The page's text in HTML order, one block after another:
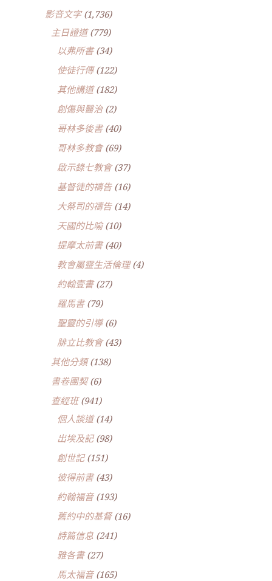
影音文字(1,736)
主日證道(779)
以弗所書(34)
使徒行傳(122)
其他講道(182)
創傷與醫治(2)
哥林多後書(40)
哥林多教會(69)
啟示錄七教會(37)
基督徒的禱告(16)
大祭司的禱告(14)
天國的比喻(10)
提摩太前書(40)
教會屬靈生活倫理(4)
約翰壹書(27)
羅馬書(79)
聖靈的引導(6)
腓立比教會(43)
其他分類(138)
書卷團契(6)
查經班(941)
個人談道(14)
出埃及記(98)
創世記(151)
彼得前書(43)
約翰福音(193)
舊約中的基督(16)
詩篇信息 (241)
雅各書(27)
馬太福音(165)